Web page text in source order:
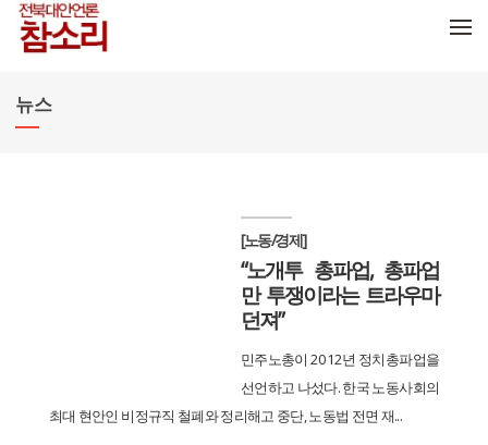
뉴스
[노동/경제]
“노개투 총파업, 총파업
만 투쟁이라는 트라우마
던져”
민주노총이 2012년 정치총파업을
선언하고 나섰다. 한국 노동사회의
최대 현안인 비정규직 철폐와 정리해고 중단, 노동법 전면 재...